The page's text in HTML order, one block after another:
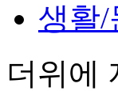
생활/
더위에